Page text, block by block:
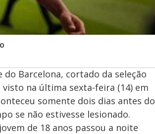
do Barcelona, cortado da seleção
na última sexta-feira (14) em
somente dois dias antes do
se não estivesse lesionado.
de 18 anos passou a noite